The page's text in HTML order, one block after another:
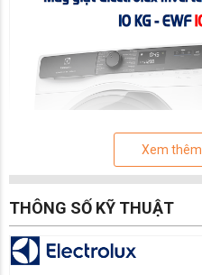
Xem
THÔNG SỐ KỸ THUẬT